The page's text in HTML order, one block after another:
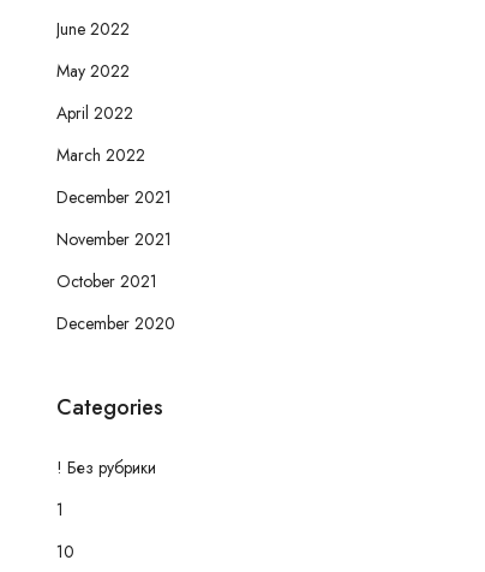
June 2022
May 2022
April 2022
March 2022
December 2021
November 2021
October 2021
December 2020
Categories
! Без рубрики
1
10